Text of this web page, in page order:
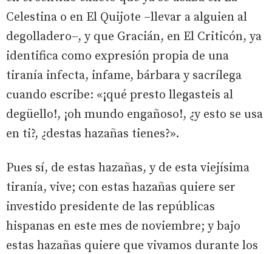
Celestina o en El Quijote –llevar a alguien al
degolladero–, y que Gracián, en El Criticón, ya
identifica como expresión propia de una
tiranía infecta, infame, bárbara y sacrílega
cuando escribe: «¡qué presto llegasteis al
degüello!, ¡oh mundo engañoso!, ¿y esto se usa
en ti?, ¿destas hazañas tienes?».
Pues sí, de estas hazañas, y de esta viejísima
tiranía, vive; con estas hazañas quiere ser
investido presidente de las repúblicas
hispanas en este mes de noviembre; y bajo
estas hazañas quiere que vivamos durante los